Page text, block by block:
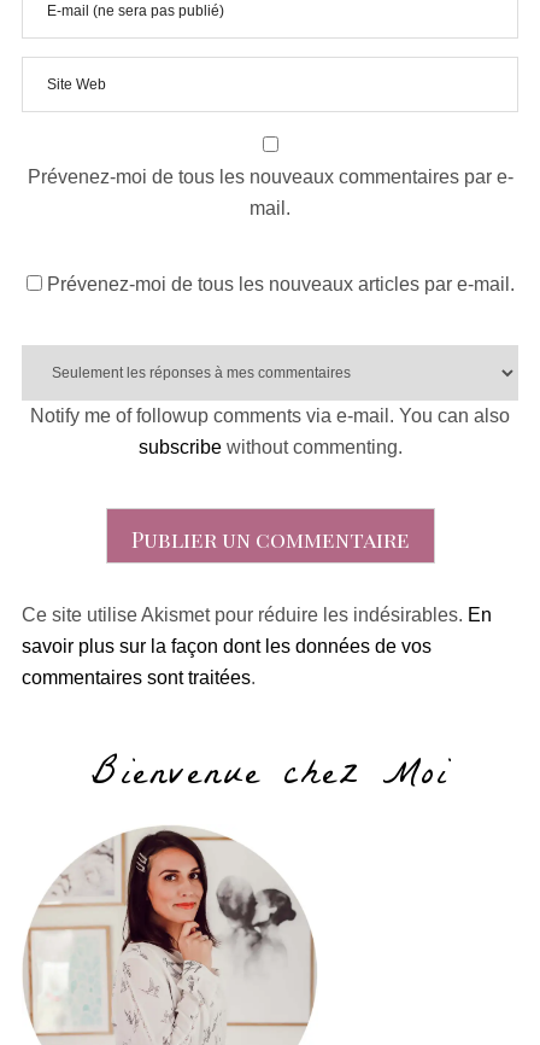
Prévenez-moi de tous les nouveaux commentaires par e-
mail.
Prévenez-moi de tous les nouveaux articles par e-mail.
Notify me of followup comments via e-mail. You can also
subscribewithout commenting.
Ce site utilise Akismet pour réduire les indésirables. En
savoir plus sur la façon dont les données de vos
commentaires sont traitées.
Bienvenue chez Moi